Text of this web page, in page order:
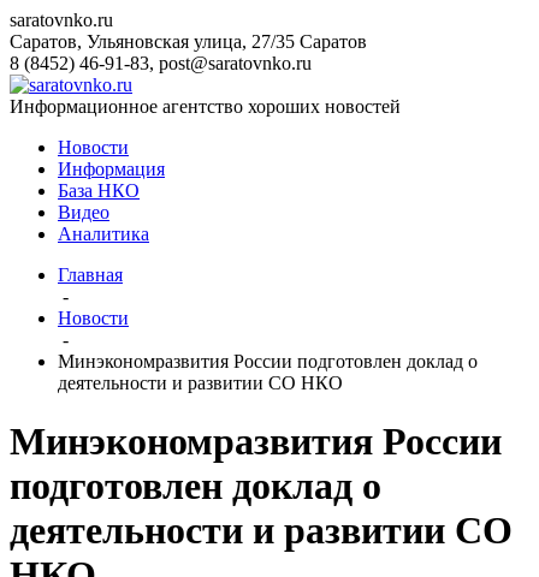
saratovnko.ru
Саратов, Ульяновская улица, 27/35 Саратов
8 (8452) 46-91-83, post@saratovnko.ru
Информационное агентство хороших новостей
Новости
Информация
База НКО
Видео
Аналитика
Главная
-
Новости
-
Минэкономразвития России подготовлен доклад о
деятельности и развитии СО НКО
Минэкономразвития России
подготовлен доклад о
деятельности и развитии СО